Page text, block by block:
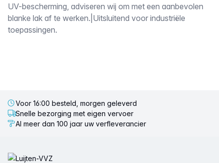
UV-bescherming, adviseren wij om met een aanbevolen
blanke lak af te werken.|Uitsluitend voor industriële
toepassingen.
Voor 16:00 besteld, morgen geleverd
Snelle bezorging met eigen vervoer
Al meer dan 100 jaar uw verfleverancier